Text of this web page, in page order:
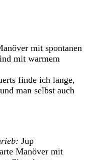
mit spontanen
mit warmem
finde ich lange,
man selbst auch
Jup
Manöver mit